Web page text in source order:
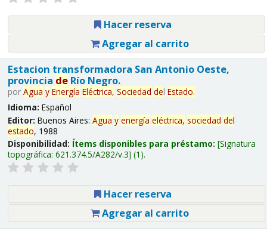
Hacer reserva
Agregar al carrito
Estacion transformadora San Antonio Oeste,
provincia deRío Negro.
por Agua y Energía Eléctrica, Sociedad del Estado.
Idioma: Español
Editor: Buenos Aires: Agua y energía eléctrica, sociedad del
estado, 1988
Disponibilidad: Ítems disponibles para préstamo: Signatura
topográfica: 621.374.5/A282/v.3 (1).
Hacer reserva
Agregar al carrito